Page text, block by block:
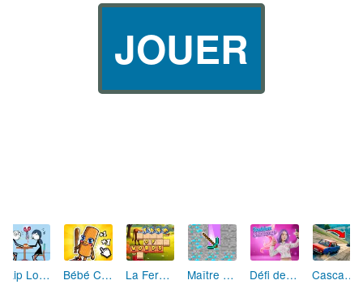
JOUER
Skip Love: L'Amour en Péril Bébé Clic Italien: La Folie des Petits Bambins La Ferme des Mots - Cultivez votre Vocabulaire Maître de la Destruction: Fusion de Pioches Défi de Mode: Star du Podium Cascades Folles 3D